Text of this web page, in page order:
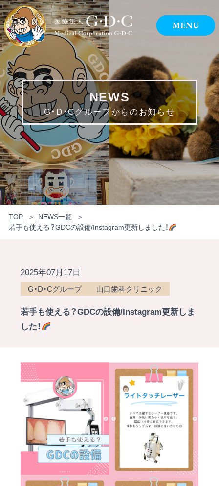
NEWS
G・D・Cグループからのお知らせ
TOP
NEWS一覧
若手も使える？GDCの設備/Instagram更新しました！
2025年07月17日
G・D・Cグループ 山口歯科クリニック
若手も使える？GDCの設備/Instagram更新しま
した！